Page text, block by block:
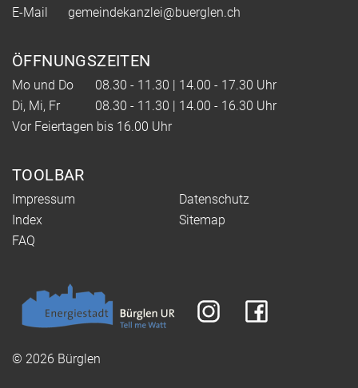
E-Mail
gemeindekanzlei@buerglen.ch
ÖFFNUNGSZEITEN
Mo und Do
08.30 - 11.30 | 14.00 - 17.30 Uhr
Di, Mi, Fr
08.30 - 11.30 | 14.00 - 16.30 Uhr
Vor Feiertagen bis 16.00 Uhr
TOOLBAR
Impressum
Datenschutz
Index
Sitemap
FAQ
© 2026 Bürglen